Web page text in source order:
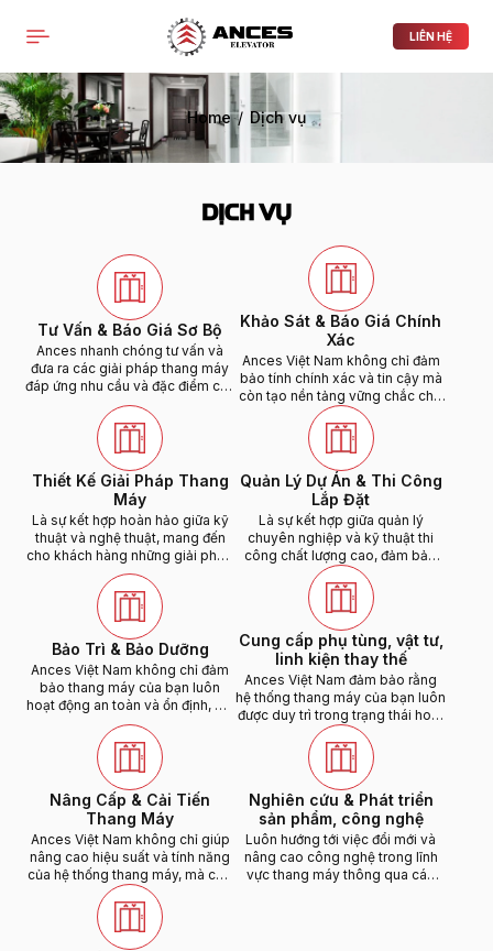
LIÊN HỆ
Home Dịch vụ
DỊCH VỤ
Tư Vấn & Báo Giá Sơ Bộ
Ances nhanh chóng tư vấn và
đưa ra các giải pháp thang máy
đáp ứng nhu cầu và đặc điểm của
công trình. Sau đó, khách hàng
sẽ nhận được báo giá sơ bộ với
chi phí dự kiến, giúp họ đưa ra
quyết định chính xác và phù hợp
với ngân sách.
Khảo Sát & Báo Giá Chính
Xác
Ances Việt Nam không chỉ đảm
bảo tính chính xác và tin cậy mà
còn tạo nền tảng vững chắc cho
quá trình lắp đặt và vận hành
thang máy sau này, mang lại sự
hài lòng tối đa cho khách hàng.
Thiết Kế Giải Pháp Thang
Máy
Là sự kết hợp hoàn hảo giữa kỹ
thuật và nghệ thuật, mang đến
cho khách hàng những giải pháp
thang máy không chỉ bền vững
mà còn tinh tế và sang trọng.
Quản Lý Dự Án & Thi Công
Lắp Đặt
Là sự kết hợp giữa quản lý
chuyên nghiệp và kỹ thuật thi
công chất lượng cao, đảm bảo
rằng mỗi dự án thang máy đều
được hoàn thành đúng thời gian,
đúng tiêu chuẩn và mang lại hiệu
quả cao nhất cho khách hàng.
Bảo Trì & Bảo Dưỡng
Ances Việt Nam không chỉ đảm
bảo thang máy của bạn luôn
hoạt động an toàn và ổn định, mà
còn giúp kéo dài tuổi thọ và tối
ưu hóa hiệu suất sử dụng.
Cung cấp phụ tùng, vật tư,
linh kiện thay thế
Ances Việt Nam đảm bảo rằng
hệ thống thang máy của bạn luôn
được duy trì trong trạng thái hoạt
động tốt nhất.
Nâng Cấp & Cải Tiến
Thang Máy
Ances Việt Nam không chỉ giúp
nâng cao hiệu suất và tính năng
của hệ thống thang máy, mà còn
đảm bảo rằng thang máy của
bạn luôn đáp ứng các tiêu chuẩn
an toàn và thẩm mỹ hiện đại.
Nghiên cứu & Phát triển
sản phẩm, công nghệ
Luôn hướng tới việc đổi mới và
nâng cao công nghệ trong lĩnh
vực thang máy thông qua các
Close
PRODUCTS LIST ORDER(0)
THÔNG BÁO